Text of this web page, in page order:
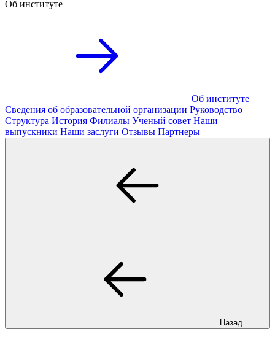
Об институте
Об институте
Сведения об образовательной организации Руководство
Структура История Филиалы Ученый совет Наши
выпускники Наши заслуги Отзывы Партнеры
Назад